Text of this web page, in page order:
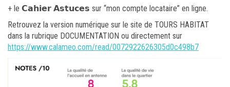
+ le 𝗖𝗮𝗵𝗶𝗲𝗿 𝗔𝘀𝘁𝘂𝗰𝗲𝘀 sur “mon compte locataire” en ligne.
Retrouvez la version numérique sur le site de TOURS HABITAT
dans la rubrique DOCUMENTATION ou directement sur
https://www.calameo.com/read/0072922626305d0c498b7